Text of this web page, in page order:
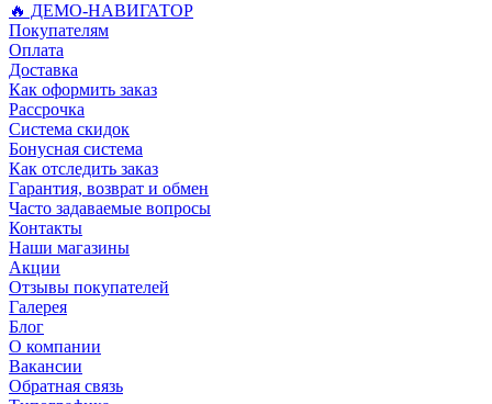
🔥 ДЕМО-НАВИГАТОР
Покупателям
Оплата
Доставка
Как оформить заказ
Рассрочка
Система скидок
Бонусная система
Как отследить заказ
Гарантия, возврат и обмен
Часто задаваемые вопросы
Контакты
Наши магазины
Акции
Отзывы покупателей
Галерея
Блог
О компании
Вакансии
Обратная связь